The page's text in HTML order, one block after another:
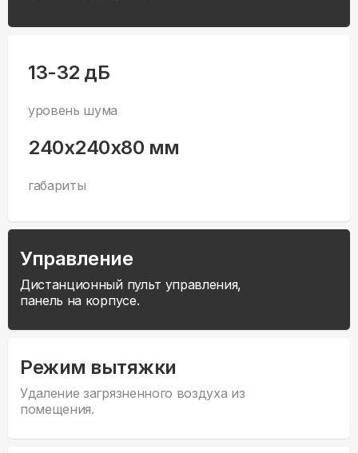
13-32 дБ
уровень шума
240x240x80 мм
габариты
Управление
Дистанционный пульт управления,
панель на корпусе.
Режим вытяжки
Удаление загрязненного воздуха из
помещения.